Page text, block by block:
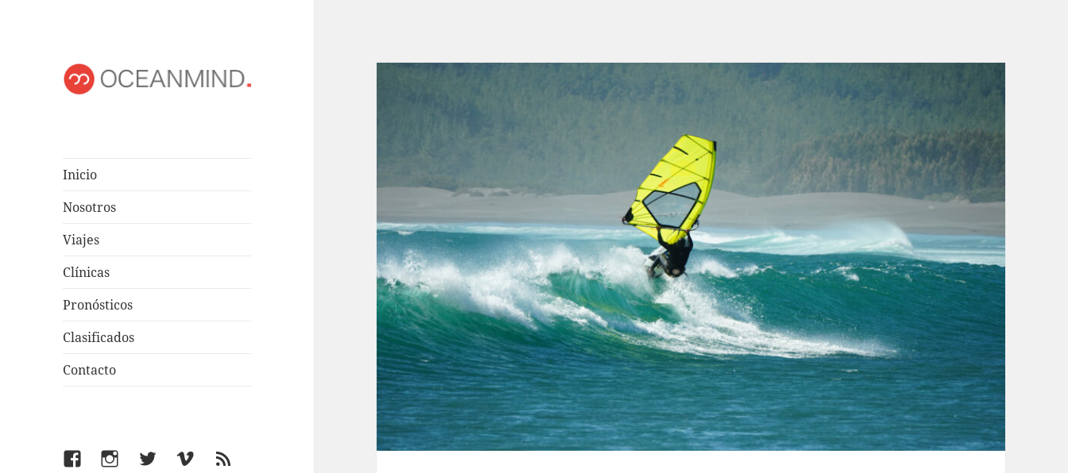
Inicio
Nosotros
Viajes
Clínicas
Pronósticos
Clasificados
Contacto
FacebookInstagramTwitterVimeoFeed